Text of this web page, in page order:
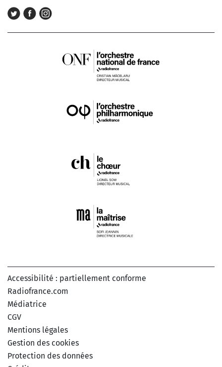
Accessibilité : partiellement conforme
Radiofrance.com
Médiatrice
CGV
Mentions légales
Gestion des cookies
Protection des données